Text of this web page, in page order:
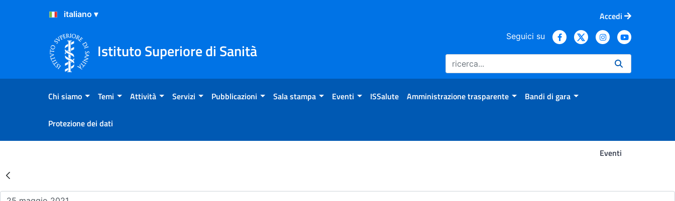
Salta al Contenuto
Salta al Footer
Accedi
Istituto Superiore di Sanità
Seguici su
Chi siamo Temi Attività Servizi Pubblicazioni Sala stampa Eventi ISSalute Amministrazione trasparente Bandi di gara
Protezione dei dati
Eventi
Risultati della Ricerca - Eventi